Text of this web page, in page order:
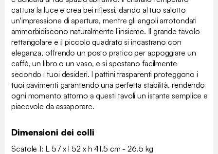
cattura la luce e crea bei riflessi, dando al tuo salotto
un'impressione di apertura, mentre gli angoli arrotondati
ammorbidiscono naturalmente l'insieme. Il grande tavolo
rettangolare e il piccolo quadrato si incastrano con
eleganza, offrendo un posto pratico per appoggiare un
caffè, un libro o un vaso, e si spostano facilmente
secondo i tuoi desideri. I pattini trasparenti proteggono i
tuoi pavimenti garantendo una perfetta stabilità, rendendo
ogni momento attorno a questi tavoli un istante semplice e
piacevole da assaporare.
Dimensioni dei colli
Scatole 1: L 57 x l 52 x h 41.5 cm - 26.5 kg